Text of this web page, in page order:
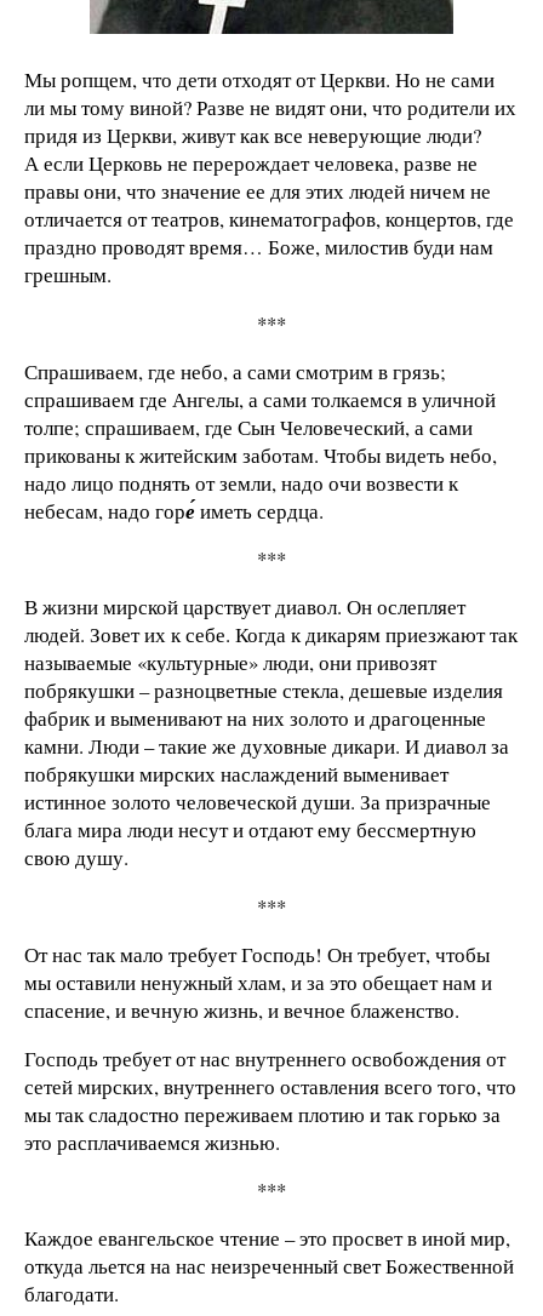
Мы ропщем, что дети отходят от Церкви. Но не сами
ли мы тому виной? Разве не видят они, что родители их
придя из Церкви, живут как все неверующие люди?
А если Церковь не перерождает человека, разве не
правы они, что значение ее для этих людей ничем не
отличается от театров, кинематографов, концертов, где
праздно проводят время… Боже, милостив буди нам
грешным.
***
Спрашиваем, где небо, а сами смотрим в грязь;
спрашиваем где Ангелы, а сами толкаемся в уличной
толпе; спрашиваем, где Сын Человеческий, а сами
прикованы к житейским заботам. Чтобы видеть небо,
надо лицо поднять от земли, надо очи возвести к
небесам, надо горе́ иметь сердца.
***
В жизни мирской царствует диавол. Он ослепляет
людей. Зовет их к себе. Когда к дикарям приезжают так
называемые «культурные» люди, они привозят
побрякушки – разноцветные стекла, дешевые изделия
фабрик и выменивают на них золото и драгоценные
камни. Люди – такие же духовные дикари. И диавол за
побрякушки мирских наслаждений выменивает
истинное золото человеческой души. За призрачные
блага мира люди несут и отдают ему бессмертную
свою душу.
***
От нас так мало требует Господь! Он требует, чтобы
мы оставили ненужный хлам, и за это обещает нам и
спасение, и вечную жизнь, и вечное блаженство.
Господь требует от нас внутреннего освобождения от
сетей мирских, внутреннего оставления всего того, что
мы так сладостно переживаем плотию и так горько за
это расплачиваемся жизнью.
***
Каждое евангельское чтение – это просвет в иной мир,
откуда льется на нас неизреченный свет Божественной
благодати.